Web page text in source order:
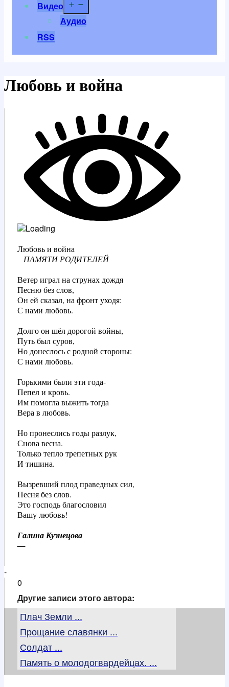
Видео
Аудио
RSS
Любовь и война
   ПАМЯТИ РОДИТЕЛЕЙ
Ветер играл на струнах дождя
Песню без слов,
Он ей сказал, на фронт уходя:
С нами любовь.
Долго он шёл дорогой войны,
Путь был суров,
Но донеслось с родной стороны:
С нами любовь.
Горькими были эти года-
Пепел и кровь.
Им помогла выжить тогда
Вера в любовь.
Но пронеслись годы разлук,
Снова весна.
Только тепло трепетных рук
И тишина.
Вызревший плод праведных сил,
Песня без слов.
Это господь благословил
Вашу любовь!
Галина Кузнецова
-
0
Другие записи этого автора:
Плач Земли ...
Прощание славянки ...
Солдат ...
Память о молодогвардейцах. ...